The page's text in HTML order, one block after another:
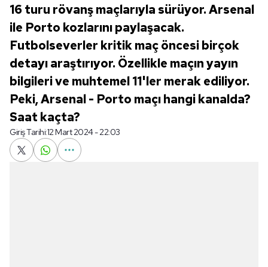
16 turu rövanş maçlarıyla sürüyor. Arsenal
ile Porto kozlarını paylaşacak.
Futbolseverler kritik maç öncesi birçok
detayı araştırıyor. Özellikle maçın yayın
bilgileri ve muhtemel 11'ler merak ediliyor.
Peki, Arsenal - Porto maçı hangi kanalda?
Saat kaçta?
Giriş Tarihi:12 Mart 2024 - 22:03